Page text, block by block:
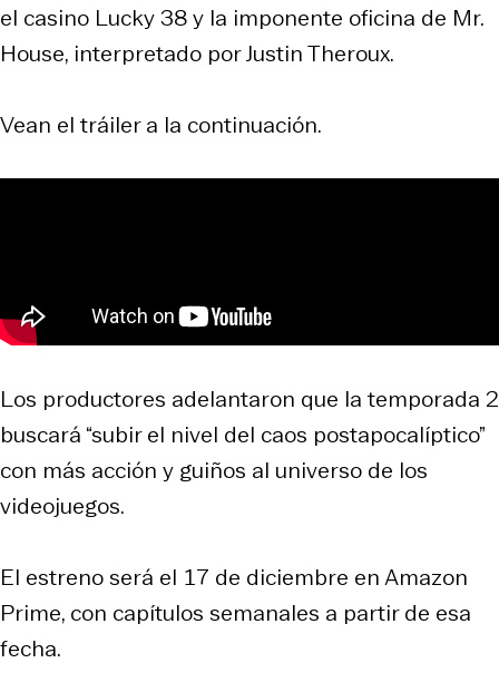
el casino Lucky 38 y la imponente oficina de Mr.
House, interpretado por Justin Theroux.
Vean el tráiler a la continuación.
Los productores adelantaron que la temporada 2
buscará “subir el nivel del caos postapocalíptico”
con más acción y guiños al universo de los
videojuegos.
El estreno será el 17 de diciembre en Amazon
Prime, con capítulos semanales a partir de esa
fecha.